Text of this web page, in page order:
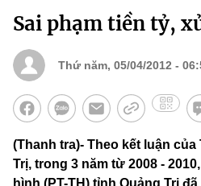
Sai phạm tiền tỷ,
Thứ năm, 05/04/2012 -
(Thanh tra)- Theo kết luận
Trị, trong 3 năm từ 2008 -